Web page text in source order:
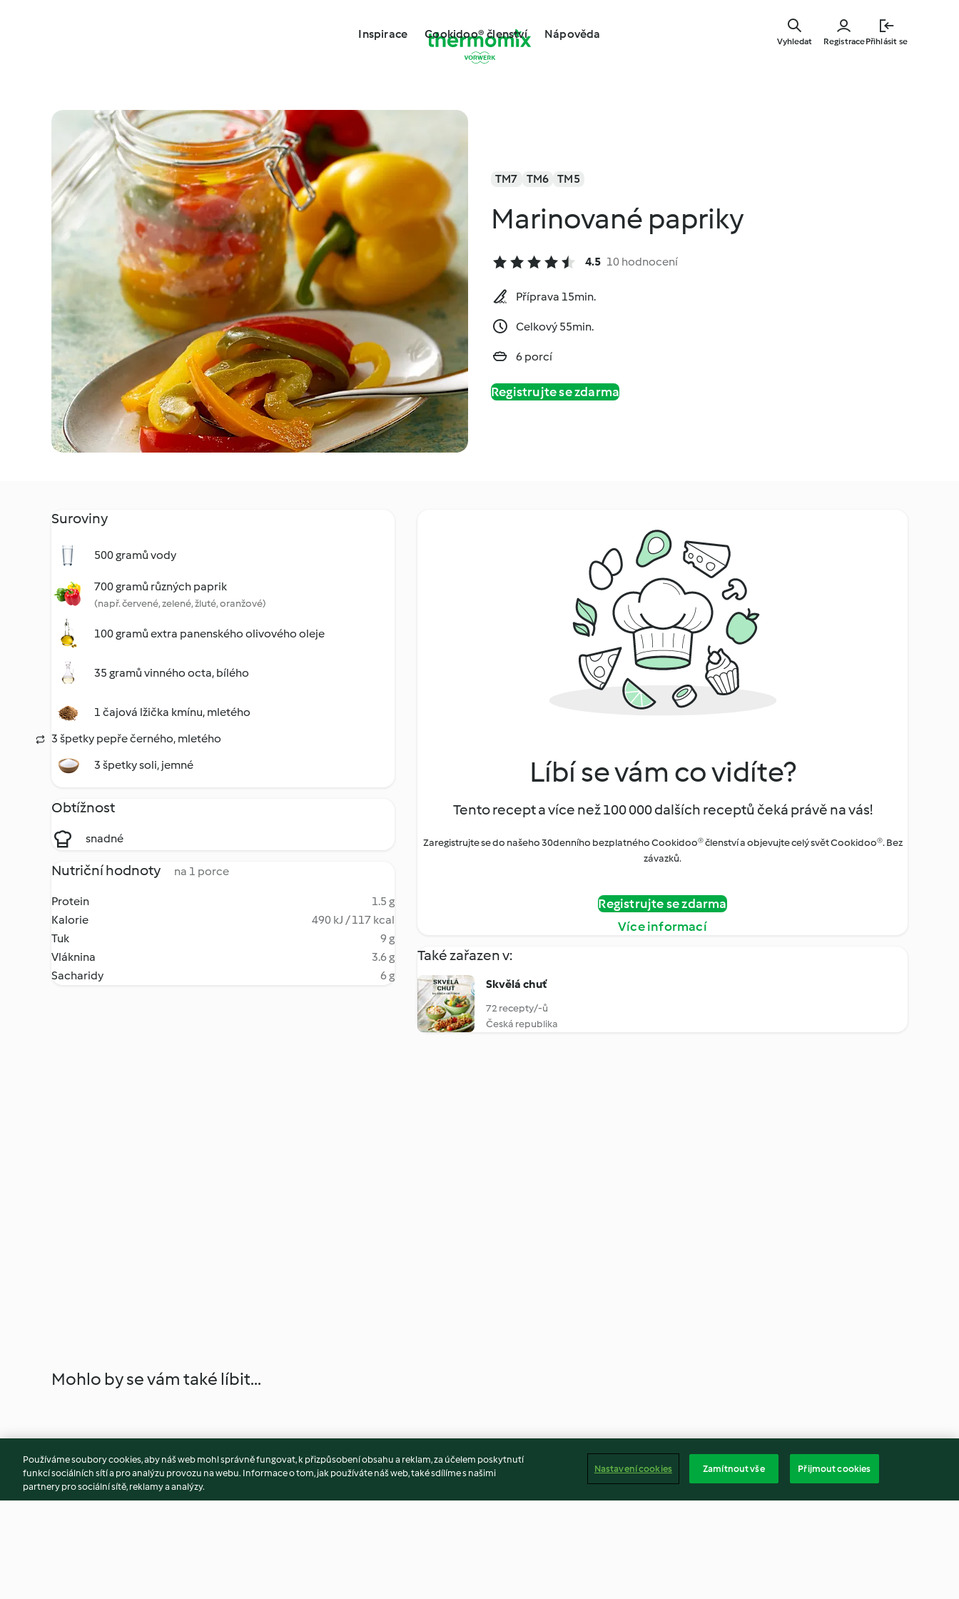
hlavnímu
Inspirace Cookidoo® členství Nápověda
RegistracePřihlásit se
Vyhledat
TM7 TM6 TM5
Marinované papriky
4.5 10 hodnocení
Příprava 15min.
Celkový 55min.
6 porcí
Registrujte se zdarma
Suroviny
500 gramů vody
700 gramů různých paprik
(např. červené, zelené, žluté, oranžové)
100 gramů extra panenského olivového oleje
35 gramů vinného octa, bílého
1 čajová lžička kmínu, mletého
3 špetky pepře černého, mletého
3 špetky soli, jemné
Obtížnost
snadné
Nutriční hodnoty na 1 porce
Protein
1.5 g
Kalorie
490 kJ / 117 kcal
Tuk
9 g
Vláknina
3.6 g
Sacharidy
6 g
Líbí se vám co vidíte?
Tento recept a více než 100 000 dalších receptů čeká právě na vás!
Zaregistrujte se do našeho 30denního bezplatného Cookidoo® členství a objevujte celý svět Cookidoo®. Bez
závazků.
Registrujte se zdarma
Více informací
Také zařazen v:
Skvělá chuť
72 recepty/-ů
Česká republika
Mohlo by se vám také líbit...
Používáme soubory cookies, aby náš web mohl správně fungovat, k přizpůsobení obsahu a reklam, za účelem poskytnutí
funkcí sociálních sítí a pro analýzu provozu na webu. Informace o tom, jak používáte náš web, také sdílíme s našimi
partnery pro sociální sítě, reklamy a analýzy.
Nastavení cookies Zamítnout vše Přijmout cookies